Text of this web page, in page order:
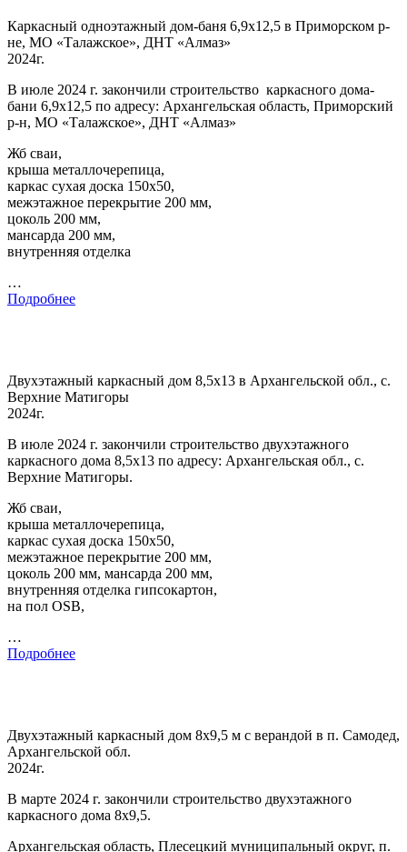
Каркасный одноэтажный дом-баня 6,9х12,5 в Приморском р-
не, МО «Талажское», ДНТ «Алмаз»
2024г.
В июле 2024 г. закончили строительство каркасного дома-
бани 6,9х12,5 по адресу: Архангельская область, Приморский
р-н, МО «Талажское», ДНТ «Алмаз»
Жб сваи,
крыша металлочерепица,
каркас сухая доска 150х50,
межэтажное перекрытие 200 мм,
цоколь 200 мм,
мансарда 200 мм,
внутренняя отделка
…
Подробнее
Двухэтажный каркасный дом 8,5х13 в Архангельской обл., с.
Верхние Матигоры
2024г.
В июле 2024 г. закончили строительство двухэтажного
каркасного дома 8,5х13 по адресу: Архангельская обл., с.
Верхние Матигоры.
Жб сваи,
крыша металлочерепица,
каркас сухая доска 150х50,
межэтажное перекрытие 200 мм,
цоколь 200 мм, мансарда 200 мм,
внутренняя отделка гипсокартон,
на пол OSB,
…
Подробнее
Двухэтажный каркасный дом 8х9,5 м с верандой в п. Самодед,
Архангельской обл.
2024г.
В марте 2024 г. закончили строительство двухэтажного
каркасного дома 8х9,5.
Архангельская область, Плесецкий муниципальный округ, п.